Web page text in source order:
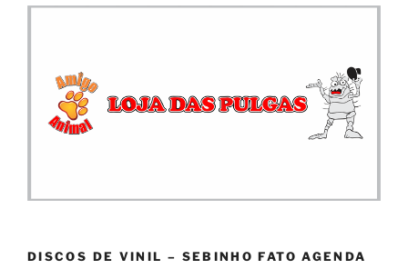
DISCOS DE VINIL – SEBINHO FATO AGENDA